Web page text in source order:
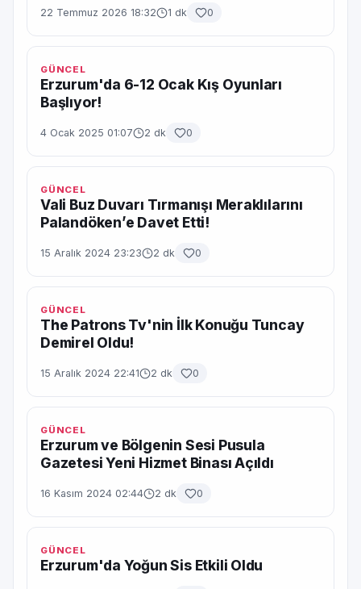
22 Temmuz 2026 18:32 1 dk 0
GÜNCEL
Erzurum'da 6-12 Ocak Kış Oyunları
Başlıyor!
4 Ocak 2025 01:07 2 dk 0
GÜNCEL
Vali Buz Duvarı Tırmanışı Meraklılarını
Palandöken’e Davet Etti!
15 Aralık 2024 23:23 2 dk 0
GÜNCEL
The Patrons Tv'nin İlk Konuğu Tuncay
Demirel Oldu!
15 Aralık 2024 22:41 2 dk 0
GÜNCEL
Erzurum ve Bölgenin Sesi Pusula
Gazetesi Yeni Hizmet Binası Açıldı
16 Kasım 2024 02:44 2 dk 0
GÜNCEL
Erzurum'da Yoğun Sis Etkili Oldu